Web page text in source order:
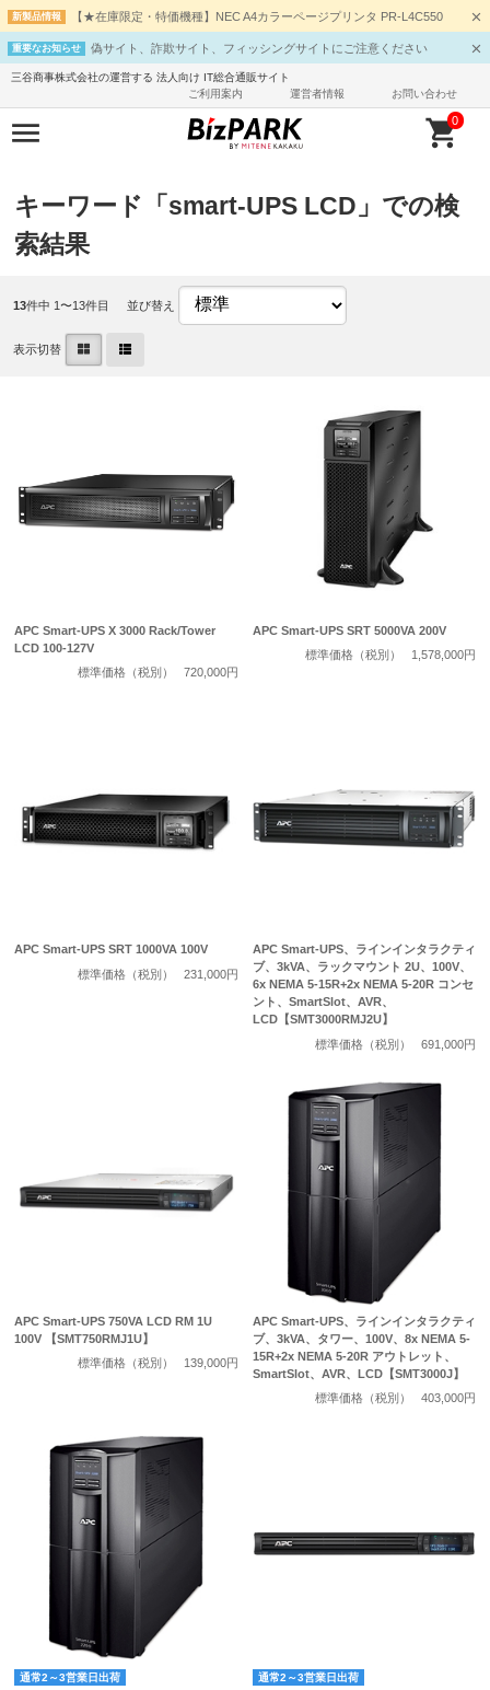
新製品情報 【★在庫限定・特価機種】NEC A4カラーページプリンタ PR-L4C550
重要なお知らせ 偽サイト、詐欺サイト、フィッシングサイトにご注意ください
三谷商事株式会社の運営する 法人向け IT総合通販サイト
ご利用案内
運営者情報 お問い合わせ
0
キーワード「smart-UPS LCD」での検
索結果
13件中 1〜13件目 並び替え
表示切替
APC Smart-UPS X 3000 Rack/Tower
LCD 100-127V
標準価格（税別）
720,000円
APC Smart-UPS SRT 5000VA 200V
標準価格（税別）
1,578,000円
APC Smart-UPS SRT 1000VA 100V
標準価格（税別）
231,000円
APC Smart-UPS、ラインインタラクティ
ブ、3kVA、ラックマウント 2U、100V、
6x NEMA 5-15R+2x NEMA 5-20R コンセ
ント、SmartSlot、AVR、
LCD【SMT3000RMJ2U】
標準価格（税別）
691,000円
APC Smart-UPS 750VA LCD RM 1U
100V 【SMT750RMJ1U】
標準価格（税別）
139,000円
APC Smart-UPS、ラインインタラクティ
ブ、3kVA、タワー、100V、8x NEMA 5-
15R+2x NEMA 5-20R アウトレット、
SmartSlot、AVR、LCD【SMT3000J】
標準価格（税別）
403,000円
通常2～3営業日出荷 通常2～3営業日出荷